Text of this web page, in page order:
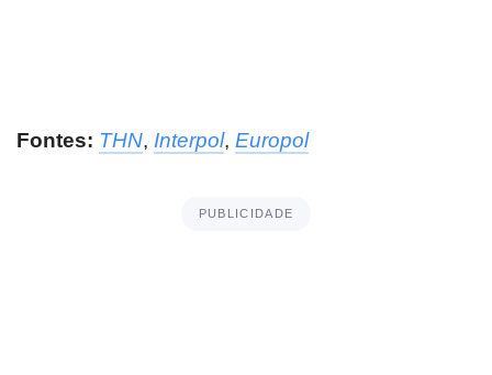
Fontes: THN, Interpol, Europol
PUBLICIDADE